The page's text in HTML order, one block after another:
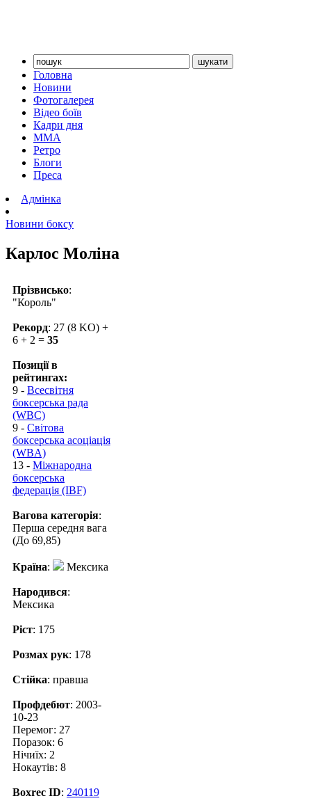
Головна
Новини
Фотогалерея
Відео боїв
Кадри дня
ММА
Ретро
Блоги
Преса
Адмінка
Новини боксу
Карлос Моліна
Прізвисько:
"Король"
Рекорд: 27 (8 KO) +
6 + 2 = 35
Позиції в
рейтингах:
9 - Всесвітня
боксерська рада
(WBC)
9 - Світова
боксерська асоціація
(WBA)
13 - Міжнародна
боксерська
федерація (IBF)
Вагова категорія:
Перша середня вага
(До 69,85)
Країна: Мексика
Народився:
Мексика
Ріст: 175
Розмах рук: 178
Стійка: правша
Профдебют: 2003-
10-23
Перемог: 27
Поразок: 6
Нічиїх: 2
Нокаутів: 8
Boxrec ID: 240119